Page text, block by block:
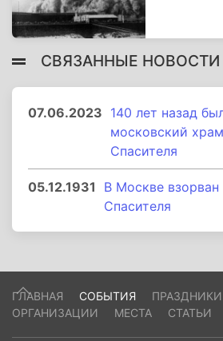
СВЯЗАННЫЕ
07.06.2023 140 лет назад
московский
Спасителя
05.12.1931
В Москве
Спасителя
ГЛАВНАЯ СОБЫТИЯ ПРАЗДНИКИ
ОРГАНИЗАЦИИ
МЕСТА СТАТЬИ